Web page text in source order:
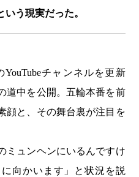
う現実だった。
チャンネルを更新
道中を公開。五輪本番を前
顔と、その舞台裏が注目を
ミュンヘンにいるんですけ
向かいます」と状況を説